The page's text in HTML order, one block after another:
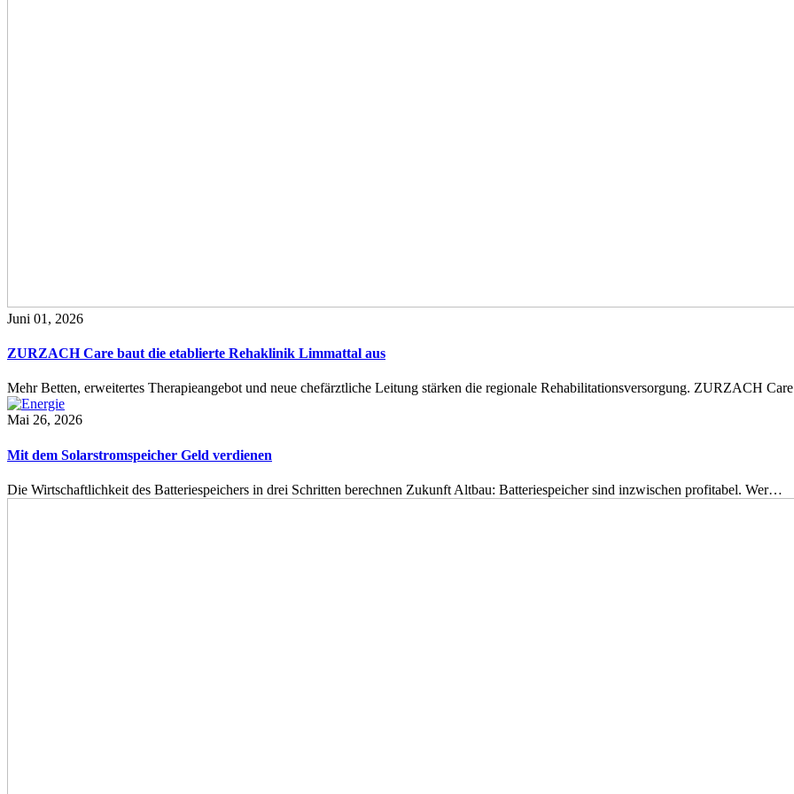
Juni 01, 2026
ZURZACH Care baut die etablierte Rehaklinik Limmattal aus
Mehr Betten, erweitertes Therapieangebot und neue chefärztliche Leitung stärken die regionale Rehabilitationsversorgung. ZURZACH
Mai 26, 2026
Mit dem Solarstromspeicher Geld verdienen
Die Wirtschaftlichkeit des Batteriespeichers in drei Schritten berechnen Zukunft Altbau: Batteriespeicher sind inzwischen profitabel. Wer…